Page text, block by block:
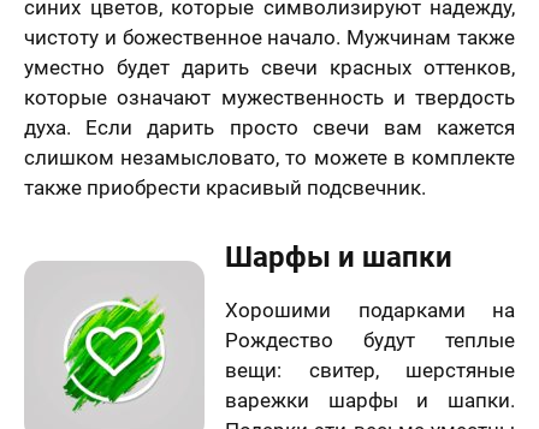
синих цветов, которые символизируют надежду,
чистоту и божественное начало. Мужчинам также
уместно будет дарить свечи красных оттенков,
которые означают мужественность и твердость
духа. Если дарить просто свечи вам кажется
слишком незамысловато, то можете в комплекте
также приобрести красивый подсвечник.
Шарфы и шапки
Хорошими подарками на
Рождество будут теплые
вещи: свитер, шерстяные
варежки шарфы и шапки.